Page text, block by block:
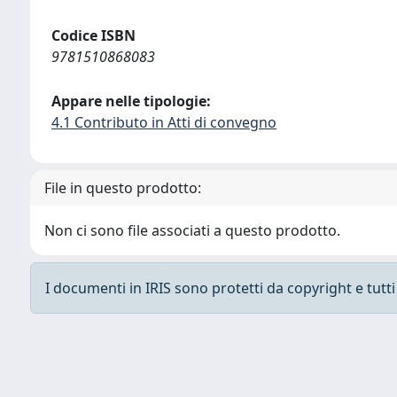
Codice ISBN
9781510868083
Appare nelle tipologie:
4.1 Contributo in Atti di convegno
File in questo prodotto:
Non ci sono file associati a questo prodotto.
I documenti in IRIS sono protetti da copyright e